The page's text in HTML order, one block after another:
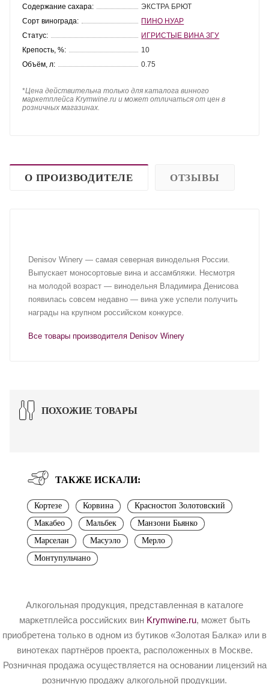
Содержание сахара:
ЭКСТРА БРЮТ
Сорт винограда:
ПИНО НУАР
Статус:
ИГРИСТЫЕ ВИНА ЗГУ
Крепость, %:
10
Объём, л:
0.75
*Цена действительна только для каталога винного
маркетплейса Krymwine.ru и может отличаться от цен в
розничных магазинах.
О ПРОИЗВОДИТЕЛЕ ОТЗЫВЫ
Denisov Winery — самая северная винодельня России.
Выпускает моносортовые вина и ассамбляжи. Несмотря
на молодой возраст — винодельня Владимира Денисова
появилась совсем недавно — вина уже успели получить
награды на крупном российском конкурсе.
Все товары производителя Denisov Winery
ПОХОЖИЕ ТОВАРЫ
ТАКЖЕ ИСКАЛИ:
Кортезе Корвина
Красностоп Золотовский
Макабео
Мальбек
Манзони Бьянко
Марселан
Масуэло
Мерло
Монтупульчано
Алкогольная продукция, представленная в каталоге
маркетплейса российских вин Krymwine.ru, может быть
приобретена только в одном из бутиков «Золотая Балка» или в
винотеках партнёров проекта, расположенных в Москве.
Розничная продажа осуществляется на основании лицензий на
розничную продажу алкогольной продукции.